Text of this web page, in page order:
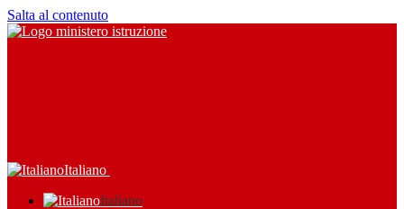
Salta al contenuto
Italiano
Italiano